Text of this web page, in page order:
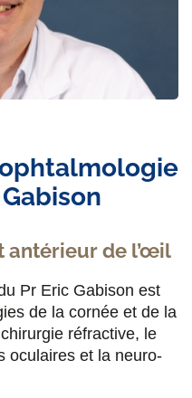
antérieur de l’œil
Pr Eric Gabison est
de la cornée et de la
réfractive, le
oculaires et la neuro-